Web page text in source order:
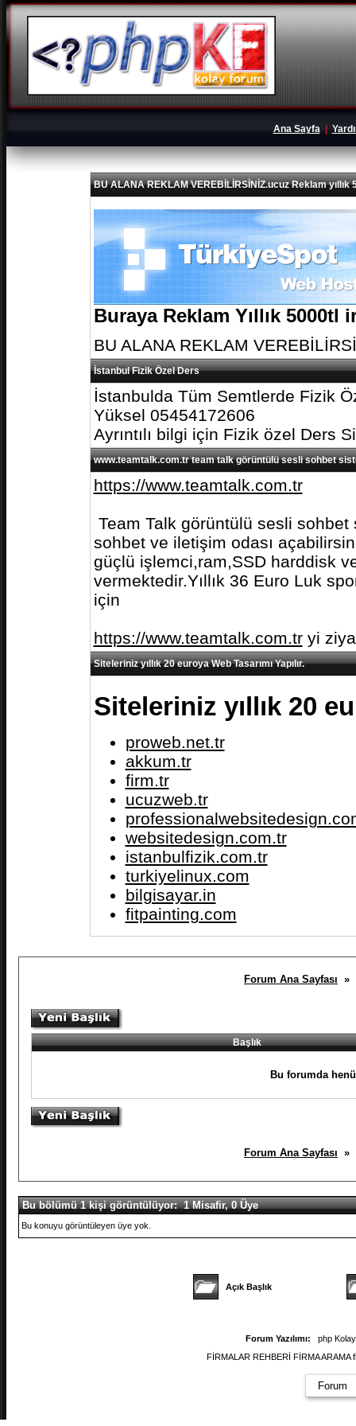
Ana Sayfa|
BU ALANA REKLAM VEREBİLİRSİNİZ.ucuz Reklam yıllık
Buraya Reklam Yıllık
BU ALANA REKLAM
İstanbul Fizik Özel Ders
İstanbulda Tüm Semtlerde Fizik
Yüksel 05454172606
Ayrıntılı bilgi için Fizik özel Ders
www.teamtalk.com.tr team talk görüntülü sesli sohbet
https://www.teamtalk.com.tr
Team Talk görüntülü sesli
sohbet ve iletişim odası
güçlü işlemci,ram,SSD harddisk
vermektedir.Yıllık 36 Euro Luk
için
https://www.teamtalk.com.tryi
Siteleriniz yıllık 20 euroya Web Tasarımı Yapılır.
Siteleriniz yıllık 20
proweb.net.tr
akkum.tr
firm.tr
ucuzweb.tr
websitedesign.com.tr
istanbulfizik.com.tr
turkiyelinux.com
bilgisayar.in
fitpainting.com
Forum Ana Sayfası »
Başlık
Bu forumda
Forum Ana Sayfası »
Bu bölümü 1 kişi görüntülüyor: 1 Misafir, 0 Üye
Bu konuyu görüntüleyen üye yok.
Açık Başlık
Forum Yazılımı:
php
FİRMALAR REHBERİ FİRMA
Forum